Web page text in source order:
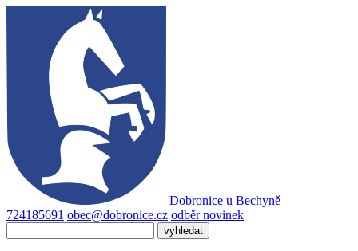
Dobronice u Bechyně
724185691 obec@dobronice.cz odběr novinek